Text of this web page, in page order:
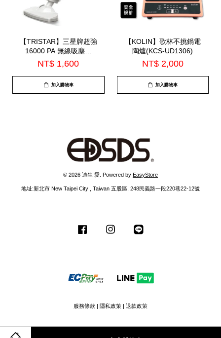
【TRISTAR】三星牌超強
16000 PA 無線吸塵器
(TS-VC3309)
NT$ 1,600
加入購物車
【KOLIN】歌林不挑鍋電
陶爐(KCS-UD1306)
NT$ 2,000
加入購物車
© 2026 迪生 愛. Powered by EasyStore
地址:新北市 New Taipei City , Taiwan 五股區, 248民義路一段220巷22-12號
Facebook Instagram
服務條款 | 隱私政策 | 退款政策